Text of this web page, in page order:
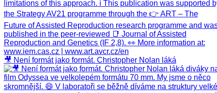
🎥 Není formát jako formát. Christopher Nolan láká